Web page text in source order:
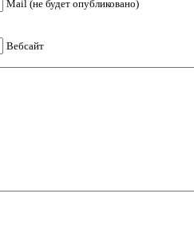
Mail (не будет опубликовано)
Вебсайт